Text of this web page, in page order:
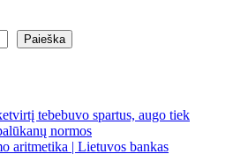
Paieška
tebebuvo spartus, augo tiek
normos
aritmetika | Lietuvos bankas